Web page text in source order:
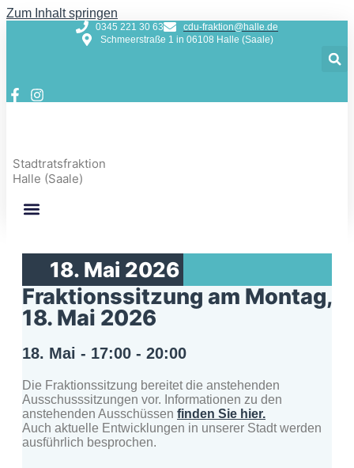
Zum Inhalt springen
0345 221 30 63
cdu-fraktion@halle.de
Schmeerstraße 1 in 06108 Halle (Saale)
Stadtratsfraktion
Halle (Saale)
18. Mai 2026
Fraktionssitzung am Montag,
18. Mai 2026
18. Mai - 17:00 - 20:00
Die Fraktionssitzung bereitet die anstehenden
Ausschusssitzungen vor. Informationen zu den
anstehenden Ausschüssen finden Sie hier.
Auch aktuelle Entwicklungen in unserer Stadt werden
ausführlich besprochen.